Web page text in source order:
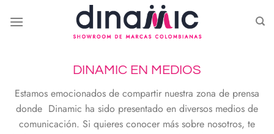
DINAMIC EN MEDIOS
Estamos emocionados de compartir nuestra zona de prensa
donde Dinamic ha sido presentado en diversos medios de
comunicación. Si quieres conocer más sobre nosotros, te